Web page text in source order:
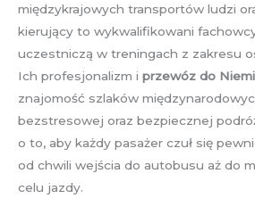
międzykrajowych transportów ludzi
kierujący to wykwalifikowani
uczestniczą w treningach z zakresu
Ich profesjonalizm i przewóz do
znajomość szlaków
bezstresowej oraz bezpiecznej
o to, aby każdy pasażer czuł się
od chwili wejścia do autobusu aż do
celu jazdy.